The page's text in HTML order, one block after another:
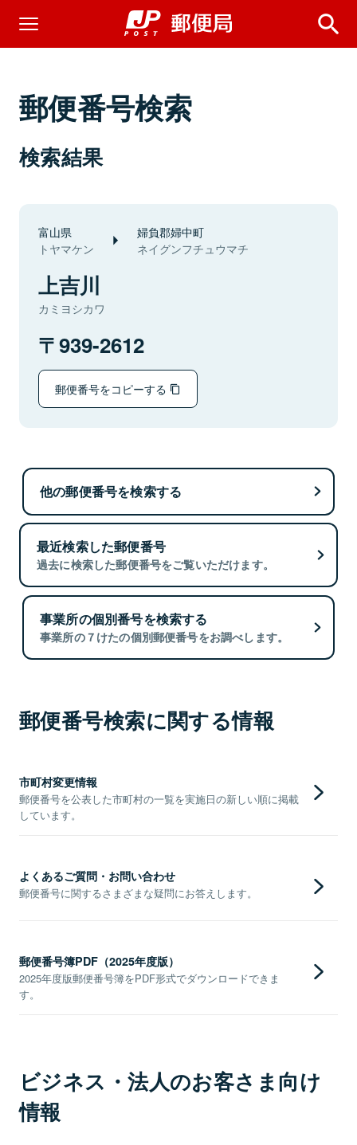
郵便番号検索
検索結果
富山県
トヤマケン
婦負郡婦中町
ネイグンフチュウマチ
上吉川
カミヨシカワ
939-2612
郵便番号をコピーする
他の郵便番号を検索する
最近検索した郵便番号
過去に検索した郵便番号をご覧いただけます。
事業所の個別番号を検索する
事業所の７けたの個別郵便番号をお調べします。
郵便番号検索に関する情報
市町村変更情報
郵便番号を公表した市町村の一覧を実施日の新しい順に掲載
しています。
よくあるご質問・お問い合わせ
郵便番号に関するさまざまな疑問にお答えします。
郵便番号簿PDF（2025年度版）
2025年度版郵便番号簿をPDF形式でダウンロードできま
す。
ビジネス・法人のお客さま向け
情報